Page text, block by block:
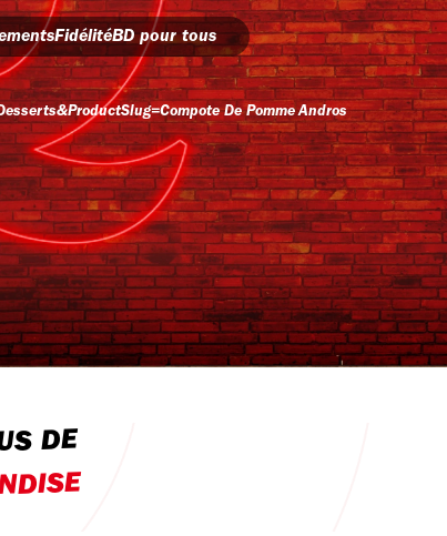
FidélitéBD pour tous
De Pomme Andros
DE